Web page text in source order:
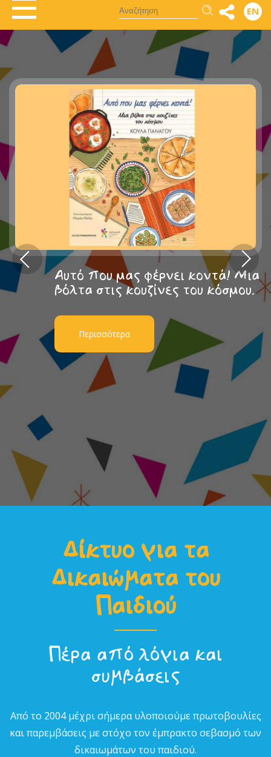
Αναζήτηση EN
Αυτό που μας φέρνει κοντά! Μια
βόλτα στις κουζίνες του κόσμου.
Περισσότερα
Δίκτυο για τα
Δικαιώµατα του
Παιδιού
Πέρα από λόγια και
συµβάσεις
Από το 2004 µέχρι σήµερα υλοποιούµε πρωτοβουλίες
και παρεµβάσεις µε στόχο τον έµπρακτο σεβασµό των
δικαιωµάτων του παιδιού.